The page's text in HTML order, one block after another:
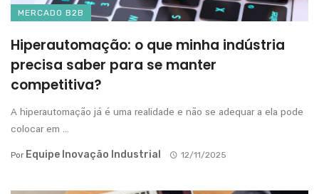
MERCADO B2B
Hiperautomação: o que minha indústria
precisa saber para se manter
competitiva?
A hiperautomação já é uma realidade e não se adequar a ela pode
colocar em ...
Por Equipe Inovação Industrial 12/11/2025